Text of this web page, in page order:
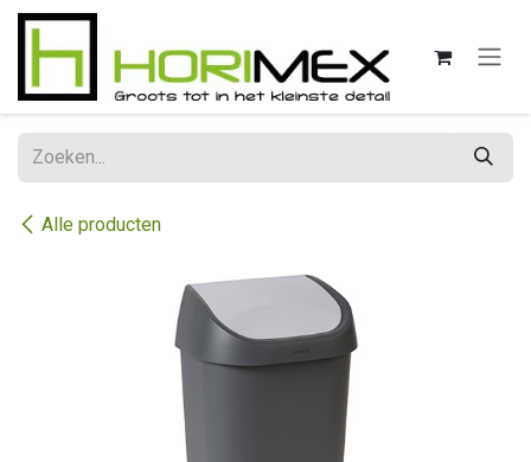
Overslaan naar inhoud
Alle producten